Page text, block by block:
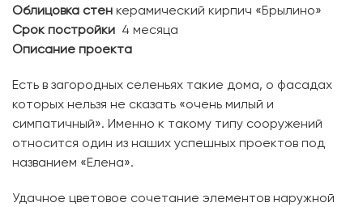
Облицовка стен керамический кирпич «Брылино»
Срок постройки 4 месяца
Описание проекта
Есть в загородных селеньях такие дома, о фасадах
которых нельзя не сказать «очень милый и
симпатичный». Именно к такому типу сооружений
относится один из наших успешных проектов под
названием «Елена».
Удачное цветовое сочетание элементов наружной